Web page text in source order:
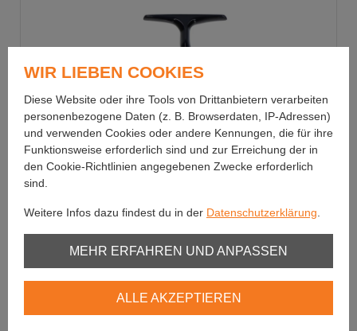
Daiwa
Leichter und stärker!
WIR LIEBEN COOKIES
Diese Website oder ihre Tools von Drittanbietern verarbeiten
personenbezogene Daten (z. B. Browserdaten, IP-Adressen)
und verwenden Cookies oder andere Kennungen, die für ihre
Funktionsweise erforderlich sind und zur Erreichung der in
den Cookie-Richtlinien angegebenen Zwecke erforderlich
sind.
Weitere Infos dazu findest du in der Datenschutzerklärung
Unbedingt erforderlich
MEHR ERFAHREN UND ANPASSEN
ALLE AKZEPTIEREN